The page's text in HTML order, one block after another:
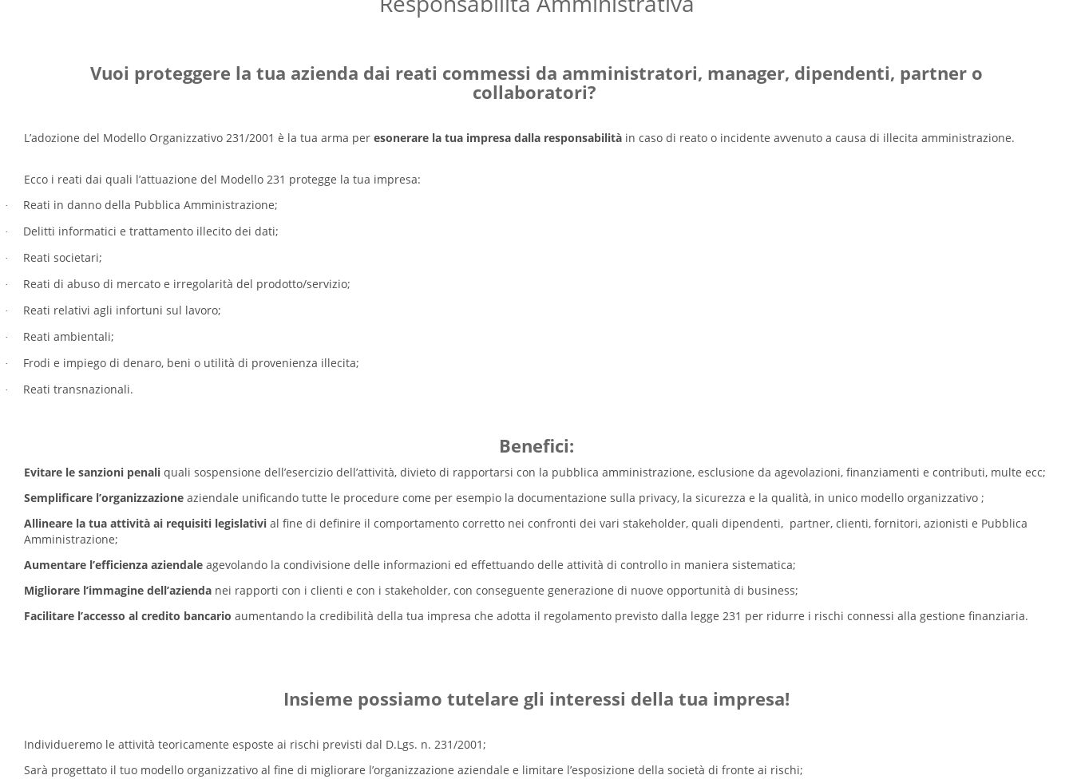
Vuoi proteggere la tua azienda dai reati commessi da amministratori, manager, dipendenti, partner o
collaboratori?
L’adozione del Modello Organizzativo 231/2001 è la tua arma per esonerare la tua impresa dalla responsabilità in caso di reato o incidente avvenuto a causa di illecita amministrazione.
Ecco i reati dai quali l’attuazione del Modello 231 protegge la tua impresa:
· Reati in danno della Pubblica Amministrazione;
· Delitti informatici e trattamento illecito dei dati;
· Reati societari;
· Reati di abuso di mercato e irregolarità del prodotto/servizio;
· Reati relativi agli infortuni sul lavoro;
· Reati ambientali;
· Frodi e impiego di denaro, beni o utilità di provenienza illecita;
· Reati transnazionali.
Benefici:
Evitare le sanzioni penali quali sospensione dell’esercizio dell’attività, divieto di rapportarsi con la pubblica amministrazione, esclusione da agevolazioni, finanziamenti e contributi, multe ecc;
Semplificare l’organizzazione aziendale unificando tutte le procedure come per esempio la documentazione sulla privacy, la sicurezza e la qualità, in unico modello organizzativo ;
Allineare la tua attività ai requisiti legislativi al fine di definire il comportamento corretto nei confronti dei vari stakeholder, quali dipendenti, partner, clienti, fornitori, azionisti e Pubblica
Amministrazione;
Aumentare l’efficienza aziendale agevolando la condivisione delle informazioni ed effettuando delle attività di controllo in maniera sistematica;
Migliorare l’immagine dell’azienda nei rapporti con i clienti e con i stakeholder, con conseguente generazione di nuove opportunità di business;
Facilitare l’accesso al credito bancario aumentando la credibilità della tua impresa che adotta il regolamento previsto dalla legge 231 per ridurre i rischi connessi alla gestione finanziaria.
Insieme possiamo tutelare gli interessi della tua impresa!
Individueremo le attività teoricamente esposte ai rischi previsti dal D.Lgs. n. 231/2001;
Sarà progettato il tuo modello organizzativo al fine di migliorare l’organizzazione aziendale e limitare l’esposizione della società di fronte ai rischi;